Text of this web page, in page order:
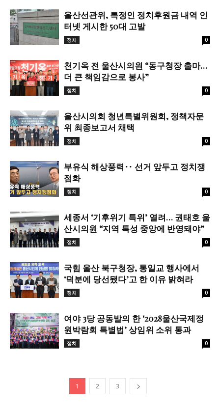
울산선관위, 특정인 정치후원금 내역 인
터넷 게시한 50대 고발
정치 0
천기옥 전 울산시의원 “동구청장 출마…
더 큰 책임감으로 봉사”
정치 0
울산시의회 청년특별위원회, 정책자문
위 최종보고서 채택
정치 0
부유식 해상풍력‥ 선거 앞두고 정치쟁
점화
정치 0
세종서 ‘기후위기 특위’ 열려… 권태호 울
산시의원 “지역 특성 중앙에 반영돼야”
정치 0
국힘 울산 북구청장, 통일교 행사에서
‘덕분에 당선됐다’고 한 이유 밝혀라
정치 0
여야 3당 공동발의 한 ‘2028울산국제정
원박람회 특별법’ 상임위 소위 통과
정치 0
1 2 3